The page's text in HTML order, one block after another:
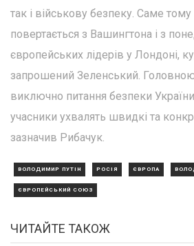
так і військову безпеку. Саме
повертається з Вашингтона і з
європейських лідерів у Лондоні,
запрошений Зеленський.
виключно питання безпеки
учасники ухвалять швидкі та
зазначив Рибачук.
ВОЛОДИМИР ПУТІН РОСІЯ ЄВРОПА
ЄВРОПЕЙСЬКИЙ СОЮЗ
ЧИТАЙТЕ ТАКОЖ